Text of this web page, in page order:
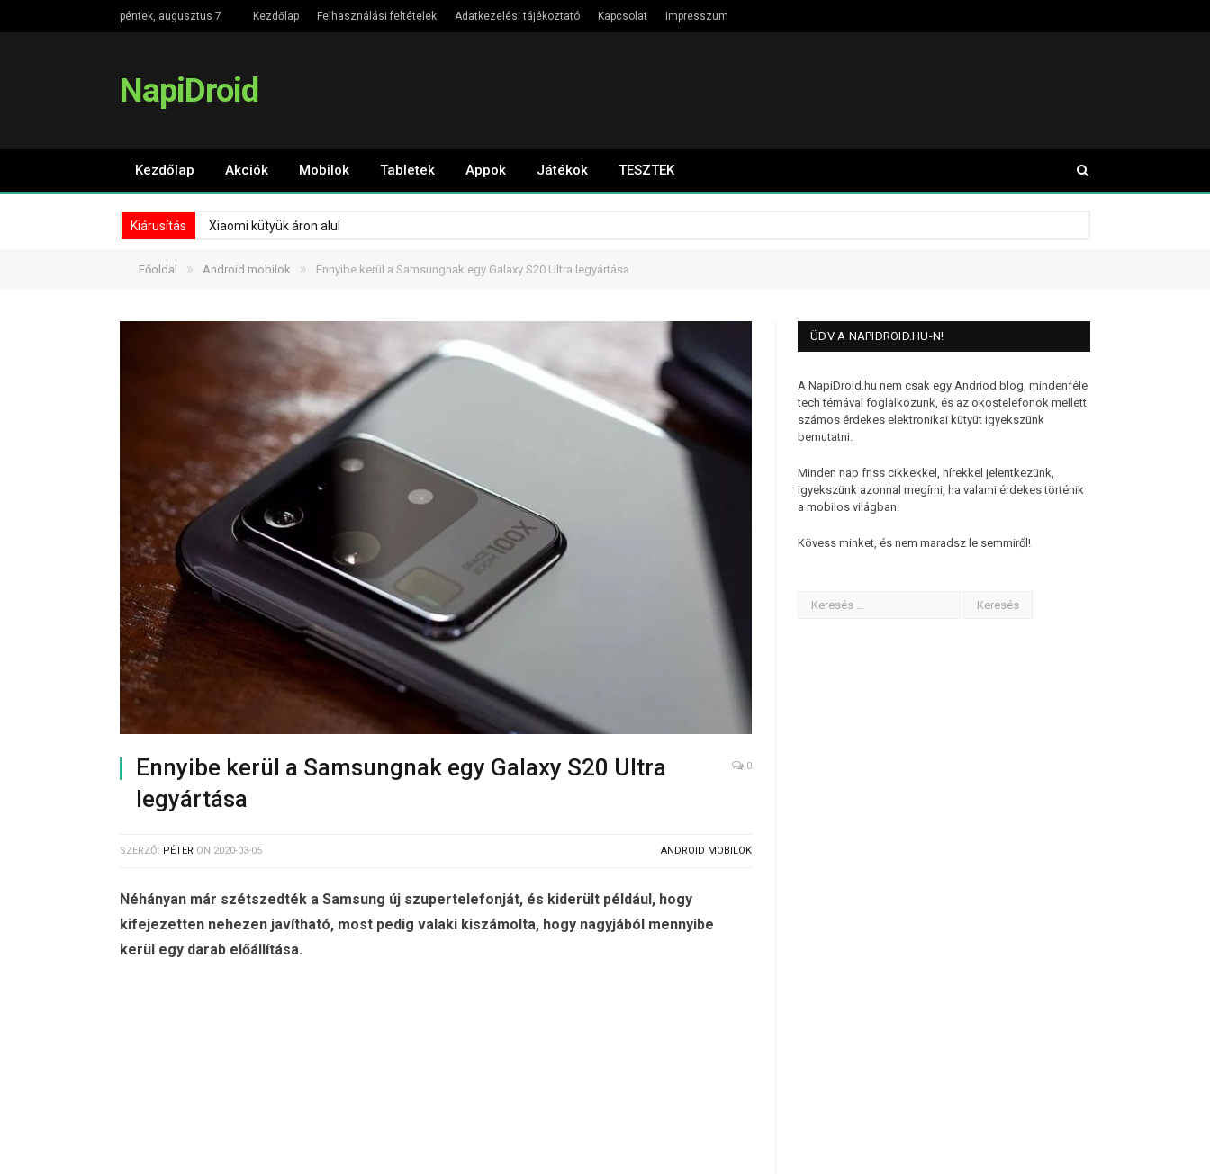
péntek, augusztus 7 Kezdőlap Felhasználási feltételek Adatkezelési tájékoztató Kapcsolat Impresszum
NapiDroid
Kezdőlap Akciók Mobilok Tabletek Appok Játékok TESZTEK
Kiárusítás Xiaomi kütyük áron alul
Főoldal » Android mobilok » Ennyibe kerül a Samsungnak egy Galaxy S20 Ultra legyártása
Ennyibe kerül a Samsungnak egy Galaxy S20 Ultra
legyártása
0
SZERZŐ: PÉTER ON 2020-03-05 ANDROID MOBILOK
Néhányan már szétszedték a Samsung új szupertelefonját, és kiderült például, hogy
kifejezetten nehezen javítható, most pedig valaki kiszámolta, hogy nagyjából mennyibe
kerül egy darab előállítása.
ÜDV A NAPIDROID.HU-N!
A NapiDroid.hu nem csak egy Andriod blog, mindenféle
tech témával foglalkozunk, és az okostelefonok mellett
számos érdekes elektronikai kütyüt igyekszünk
bemutatni.
Minden nap friss cikkekkel, hírekkel jelentkezünk,
igyekszünk azonnal megírni, ha valami érdekes történik
a mobilos világban.
Kövess minket, és nem maradsz le semmiről!